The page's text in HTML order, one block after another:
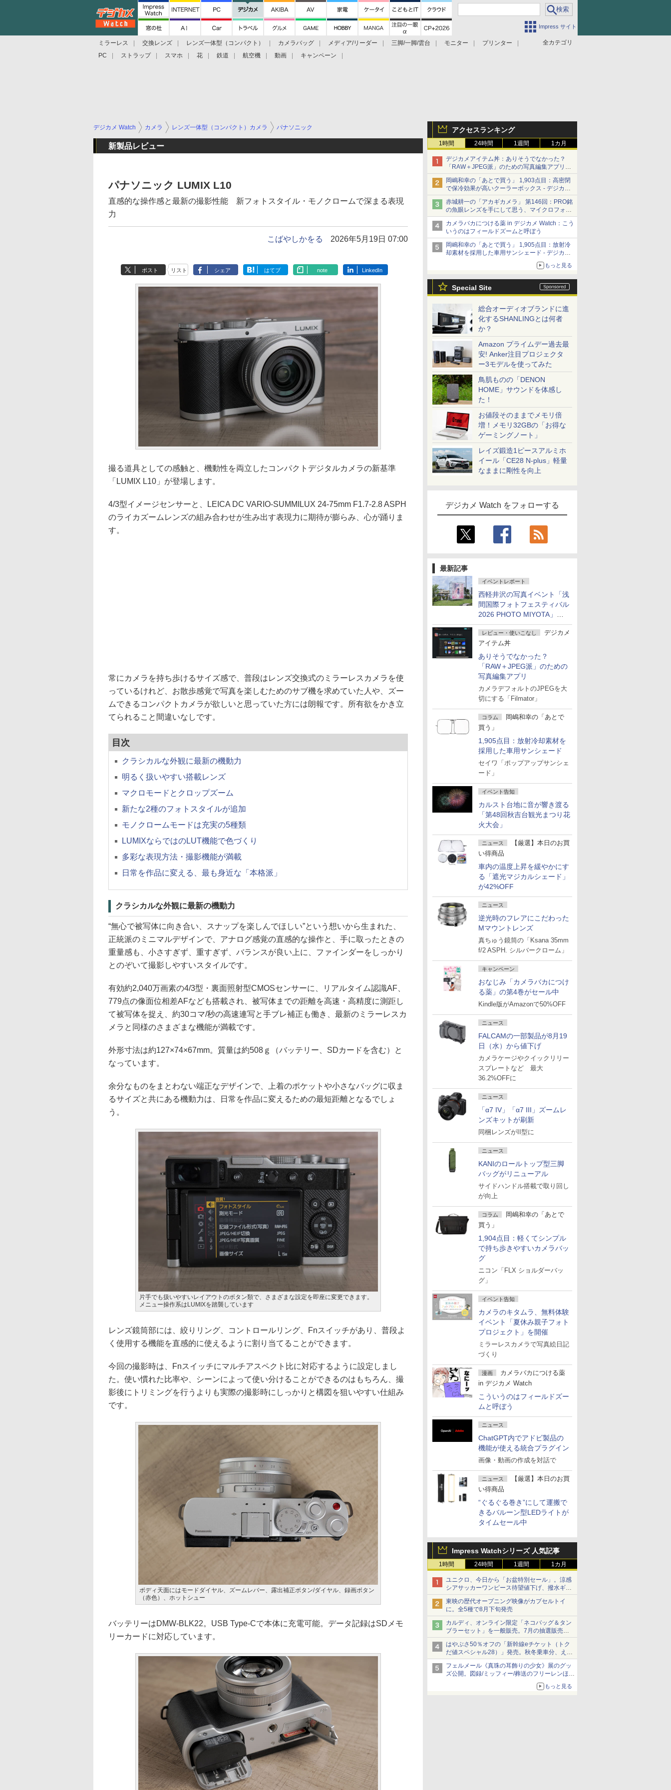
Impress サイト
全カテゴリ
ミラーレス 交換レンズ レンズ一体型（コンパクト） カメラバッグ メディア/リーダー 三脚/一脚/雲台 モニター
プリンター
PC
ストラップ スマホ 花 鉄道 航空機 動画 キャンペーン
アクセスランキング
1時間 24時間 1週間 1カ月
デジカメアイテム丼：ありそうでなかった？
「RAW＋JPEG派」のための写真編集アプリ
カメラデフォルトのJPEGを大切にする
「Filmator」
岡嶋和幸の「あとで買う」 1,903点目：高密閉
で保冷効果が高いクーラーボックス - デジカメ
Watch
赤城耕一の「アカギカメラ」 第146回：PRO銘
の魚眼レンズを手にして思う、マイクロフォー
サーズへの期待と可能性
カメラバカにつける薬 in デジカメ Watch：こう
いうのはフィールドズームと呼ぼう
岡嶋和幸の「あとで買う」 1,905点目：放射冷
却素材を採用した車用サンシェード - デジカメ
もっと見る
Special Site
総合オーディオブランドに進
化するSHANLINGとは何者
か？
Amazon プライムデー過去最
安! Anker注目プロジェクタ
ー3モデルを使ってみた
鳥肌ものの「DENON
HOME」サウンドを体感し
た！
お値段そのままでメモリ倍
増！メモリ32GBの「お得な
ゲーミングノート」
レイズ鍛造1ピースアルミホ
イール「CE28 N-plus」軽量
なままに剛性を向上
デジカメ Watch をフォローする
最新記事
イベントレポート
西軽井沢の写真イベント「浅
間国際フォトフェスティバル
2026 PHOTO MIYOTA」が
開幕
レビュー・使いこなし
デジカメ
アイテム丼
ありそうでなかった？
「RAW＋JPEG派」のための
写真編集アプリ
カメラデフォルトのJPEGを大
切にする「Filmator」
コラム
岡嶋和幸の「あとで
買う」
1,905点目：放射冷却素材を
採用した車用サンシェード
セイワ「ポップアップサンシェ
ード」
イベント告知
カルスト台地に音が響き渡る
「第48回秋吉台観光まつり花
火大会」
ニュース
【厳選】本日のお買
い得商品
車内の温度上昇を緩やかにす
る「遮光マジカルシェード」
が42%OFF
ニュース
逆光時のフレアにこだわった
Mマウントレンズ
真ちゅう鏡筒の「Ksana 35mm
f/2 ASPH. シルバークローム」
キャンペーン
おなじみ「カメラバカにつけ
る薬」の第4巻がセール中
Kindle版がAmazonで50%OFF
ニュース
FALCAMの一部製品が8月19
日（水）から値下げ
カメラケージやクイックリリー
スプレートなど 最大
36.2%OFFに
ニュース
「α7 IV」「α7 III」ズームレ
ンズキットが刷新
同梱レンズがII型に
ニュース
KANIのロールトップ型三脚
バッグがリニューアル
サイドハンドル搭載で取り回し
が向上
コラム
岡嶋和幸の「あとで
買う」
1,904点目：軽くてシンプル
で持ち歩きやすいカメラバッ
グ
ニコン「FLX ショルダーバッ
グ」
イベント告知
カメラのキタムラ、無料体験
イベント「夏休み親子フォト
プロジェクト」を開催
ミラーレスカメラで写真絵日記
づくり
漫画
カメラバカにつける薬
in デジカメ Watch
こういうのはフィールドズー
ムと呼ぼう
ニュース
ChatGPT内でアドビ製品の
機能が使える統合プラグイン
画像・動画の作成を対話で
ニュース
【厳選】本日のお買
い得商品
“ぐるぐる巻き”にして運搬で
きるバルーン型LEDライトが
タイムセール中
Impress Watchシリーズ 人気記事
1時間 24時間 1週間 1カ月
ユニクロ、今日から「お盆特別セール」。涼感
シアサッカーワンピース待望値下げ、撥水ギア
ショーツは1990円に
東映の歴代オープニング映像がカプセルトイ
に。全5種で8月下旬発売
カルディ、オンライン限定「ネコバッグ＆タン
ブラーセット」を一般販売。7月の抽選販売の
当選無効分
はやぶさ50％オフの「新幹線eチケット（トク
だ値スペシャル28）」発売。秋冬乗車分、えき
ねっと限定
フェルメール《真珠の耳飾りの少女》展のグッ
ズ公開。図録/ミッフィー/葬送のフリーレンほ
もっと見る
デジカメ Watch カメラ レンズ一体型（コンパクト）カメラ パナソニック
新製品レビュー
パナソニック LUMIX L10
直感的な操作感と最新の撮影性能 新フォトスタイル・モノクロームで深まる表現
力
こばやしかをる 2026年5月19日 07:00
ポスト リスト シェア はてブ note LinkedIn
撮る道具としての感触と、機動性を両立したコンパクトデジタルカメラの新基準
「LUMIX L10」が登場します。
4/3型イメージセンサーと、LEICA DC VARIO-SUMMILUX 24-75mm F1.7-2.8 ASPH
のライカズームレンズの組み合わせが生み出す表現力に期待が膨らみ、心が踊りま
す。
常にカメラを持ち歩けるサイズ感で、普段はレンズ交換式のミラーレスカメラを使
っているけれど、お散歩感覚で写真を楽しむためのサブ機を求めていた人や、ズー
ムできるコンパクトカメラが欲しいと思っていた方には朗報です。所有欲をかき立
てられること間違いなしです。
目次
クラシカルな外観に最新の機動力
明るく扱いやすい搭載レンズ
マクロモードとクロップズーム
新たな2種のフォトスタイルが追加
モノクロームモードは充実の5種類
LUMIXならではのLUT機能で色づくり
多彩な表現方法・撮影機能が満載
日常を作品に変える、最も身近な「本格派」
クラシカルな外観に最新の機動力
“無心で被写体に向き合い、スナップを楽しんでほしい”という想いから生まれた、
正統派のミニマルデザインで、アナログ感覚の直感的な操作と、手に取ったときの
重量感も、小さすぎず、重すぎず、バランスが良い上に、ファインダーをしっかり
とのぞいて撮影しやすいスタイルです。
有効約2,040万画素の4/3型・裏面照射型CMOSセンサーに、リアルタイム認識AF、
779点の像面位相差AFなども搭載され、被写体までの距離を高速・高精度に測距し
て被写体を捉え、約30コマ/秒の高速連写と手ブレ補正も働き、最新のミラーレスカ
メラと同様のさまざまな機能が満載です。
外形寸法は約127×74×67mm。質量は約508ｇ（バッテリー、SDカードを含む）と
なっています。
余分なものをまとわない端正なデザインで、上着のポケットや小さなバッグに収ま
るサイズと共にある機動力は、日常を作品に変えるための最短距離となるでしょ
う。
片手でも扱いやすいレイアウトのボタン類で、さまざまな設定を即座に変更できます。
メニュー操作系はLUMIXを踏襲しています
レンズ鏡筒部には、絞りリング、コントロールリング、Fnスイッチがあり、普段よ
く使用する機能を直感的に使えるように割り当てることができます。
今回の撮影時は、Fnスイッチにマルチアスペクト比に対応するように設定しまし
た。使い慣れた比率や、シーンによって使い分けることができるのはもちろん、撮
影後にトリミングを行うよりも実際の撮影時にしっかりと構図を狙いやすい仕組み
です。
ボディ天面にはモードダイヤル、ズームレバー、露出補正ボタン/ダイヤル、録画ボタン
（赤色）、ホットシュー
バッテリーはDMW-BLK22。USB Type-Cで本体に充電可能。データ記録はSDメモ
リーカードに対応しています。